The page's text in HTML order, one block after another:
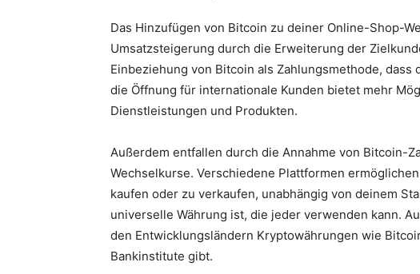
Das Hinzufügen von Bitcoin zu deiner Online-Shop-
Umsatzsteigerung durch die Erweiterung der
Einbeziehung von Bitcoin als Zahlungsmethode,
die Öffnung für internationale Kunden bietet mehr
Dienstleistungen und Produkten.
Außerdem entfallen durch die Annahme von Bitcoin-
Wechselkurse. Verschiedene Plattformen
kaufen oder zu verkaufen, unabhängig von deinem
universelle Währung ist, die jeder verwenden kann.
den Entwicklungsländern Kryptowährungen wie
Bankinstitute gibt.